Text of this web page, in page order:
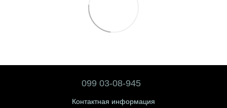
099 03-08-945
Контактная информация